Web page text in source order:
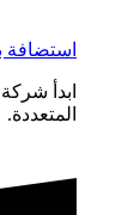
استضافة
ابدأ
المتعددة.